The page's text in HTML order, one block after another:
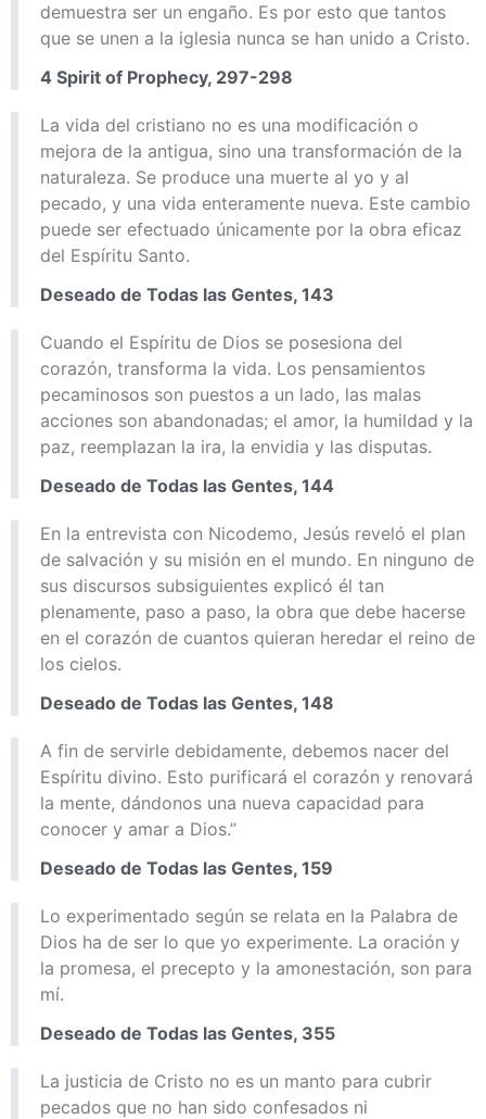
demuestra ser un engaño. Es por esto que tantos
que se unen a la iglesia nunca se han unido a Cristo.
4 Spirit of Prophecy, 297-298
La vida del cristiano no es una modificación o
mejora de la antigua, sino una transformación de la
naturaleza. Se produce una muerte al yo y al
pecado, y una vida enteramente nueva. Este cambio
puede ser efectuado únicamente por la obra eficaz
del Espíritu Santo.
Deseado de Todas las Gentes, 143
Cuando el Espíritu de Dios se posesiona del
corazón, transforma la vida. Los pensamientos
pecaminosos son puestos a un lado, las malas
acciones son abandonadas; el amor, la humildad y la
paz, reemplazan la ira, la envidia y las disputas.
Deseado de Todas las Gentes, 144
En la entrevista con Nicodemo, Jesús reveló el plan
de salvación y su misión en el mundo. En ninguno de
sus discursos subsiguientes explicó él tan
plenamente, paso a paso, la obra que debe hacerse
en el corazón de cuantos quieran heredar el reino de
los cielos.
Deseado de Todas las Gentes, 148
A fin de servirle debidamente, debemos nacer del
Espíritu divino. Esto purificará el corazón y renovará
la mente, dándonos una nueva capacidad para
conocer y amar a Dios.”
Deseado de Todas las Gentes, 159
Lo experimentado según se relata en la Palabra de
Dios ha de ser lo que yo experimente. La oración y
la promesa, el precepto y la amonestación, son para
mí.
Deseado de Todas las Gentes, 355
La justicia de Cristo no es un manto para cubrir
pecados que no han sido confesados ni